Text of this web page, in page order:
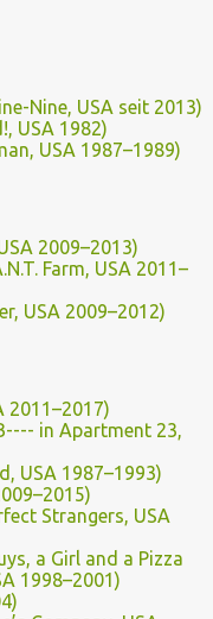
Nine, USA seit 2013)
USA 1982)
USA 1987–1989)
2009–2013)
Farm, USA 2011–
USA 2009–2012)
2011–2017)
in Apartment 23,
USA 1987–1993)
Strangers, USA
a Girl and a Pizza
1998–2001)